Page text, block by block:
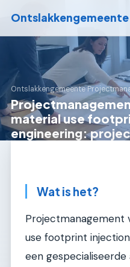
Ontslakkengemeente
Ontslakkengemeente›
material use
engineering:
Wat is het?
Projectmanagement
use footprint
een